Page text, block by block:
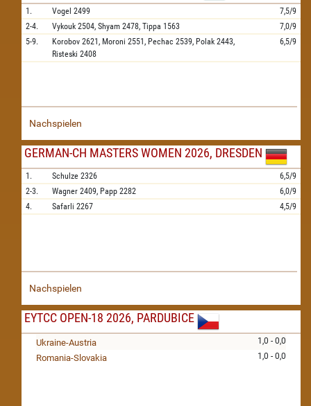
1. Vogel 2499
7,5/9
2-4.
Vykouk 2504, Shyam 2478, Tippa 1563
7,0/9
5-9.
Korobov 2621, Moroni 2551, Pechac 2539, Polak 2443,
Risteski 2408
6,5/9
Nachspielen
GERMAN-CH MASTERS WOMEN 2026, DRESDEN
1. Schulze 2326
6,5/9
2-3.
Wagner 2409, Papp 2282
6,0/9
4.
Safarli 2267 4,5/9
Nachspielen
EYTCC OPEN-18 2026, PARDUBICE
1,0 - 0,0
Ukraine-Austria
1,0 - 0,0
Romania-Slovakia